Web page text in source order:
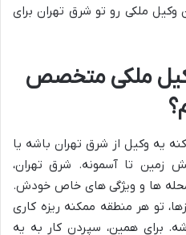
وکیل ملکی رو تو شرق تهران برای
ملکی متخصص
یه وکیل از شرق تهران باشه یا
زمین تا آسمونه. شرق تهران،
ها و ویژگی های خاص خودش.
تو هر منطقه ممکنه ریزه کاری
برای همین، سپردن کار به یه